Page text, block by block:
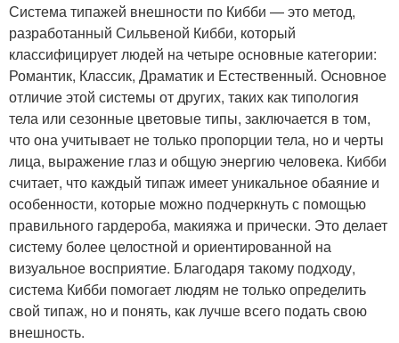
Система типажей внешности по Кибби — это метод,
разработанный Сильвеной Кибби, который
классифицирует людей на четыре основные категории:
Романтик, Классик, Драматик и Естественный. Основное
отличие этой системы от других, таких как типология
тела или сезонные цветовые типы, заключается в том,
что она учитывает не только пропорции тела, но и черты
лица, выражение глаз и общую энергию человека. Кибби
считает, что каждый типаж имеет уникальное обаяние и
особенности, которые можно подчеркнуть с помощью
правильного гардероба, макияжа и прически. Это делает
систему более целостной и ориентированной на
визуальное восприятие. Благодаря такому подходу,
система Кибби помогает людям не только определить
свой типаж, но и понять, как лучше всего подать свою
внешность.